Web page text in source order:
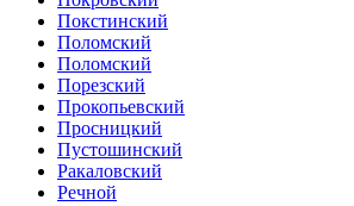
Покстинский
Поломский
Поломский
Порезский
Прокопьевский
Просницкий
Пустошинский
Ракаловский
Речной